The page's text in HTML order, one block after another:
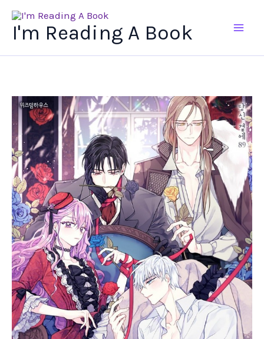
I'm Reading A Book